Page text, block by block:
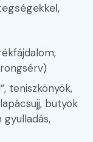
teniszkönyök,
bütyök